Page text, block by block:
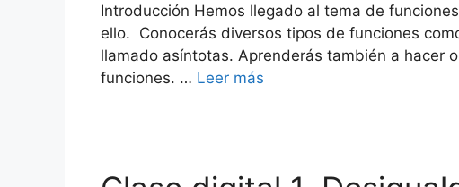
Introducción Hemos llegado al tema de
ello. Conocerás diversos tipos de funciones
llamado asíntotas. Aprenderás también a hacer
funciones. … Leer más